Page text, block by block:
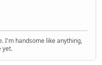
I'm handsome like anything,
yet.